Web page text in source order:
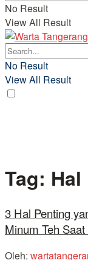
No Result
View All Result
No Result
View All Result
Tag: Hal
3 Hal Penting
Minum Teh
Oleh: